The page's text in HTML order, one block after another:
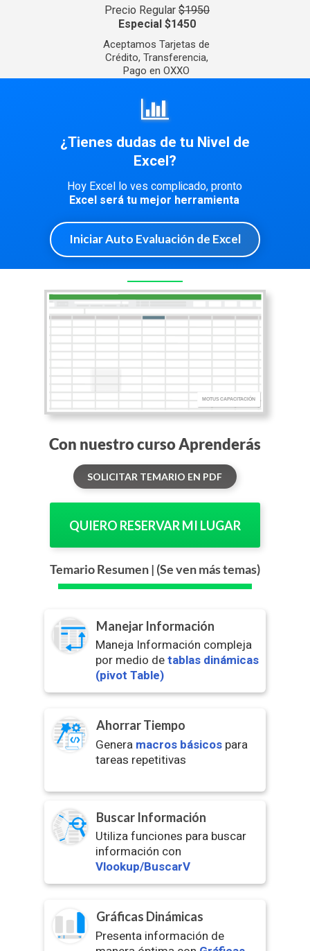
Precio Regular $1950
Especial $1450
Aceptamos Tarjetas de
Crédito, Transferencia,
Pago en OXXO
¿Tienes dudas de tu Nivel de
Excel?
Hoy Excel lo ves complicado, pronto
Excel será tu mejor herramienta
Iniciar Auto Evaluación de Excel
Con nuestro curso Aprenderás
SOLICITAR TEMARIO EN PDF
QUIERO RESERVAR MI LUGAR
Temario Resumen | (Se ven más temas)
Manejar Información
Maneja Información compleja
por medio detablas dinámicas
(pivot Table)
Ahorrar Tiempo
Genera macros básicos para
tareas repetitivas
Buscar Información
Utiliza funciones para buscar
información con
Vlookup/BuscarV
Gráficas Dinámicas
Presenta información de